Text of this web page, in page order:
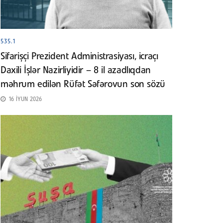
535.1
Sifarişçi Prezident Administrasiyası, icraçı
Daxili İşlər Nazirliyidir – 8 il azadlıqdan
məhrum edilən Rüfət Səfərovun son sözü
16 İYUN 2026